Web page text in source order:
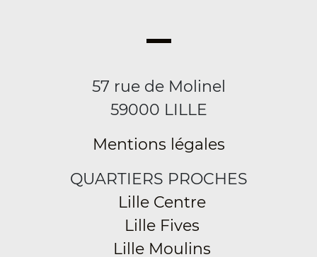
57 rue de Molinel
59000 LILLE
Mentions légales
QUARTIERS PROCHES
Lille Centre
Lille Fives
Lille Moulins